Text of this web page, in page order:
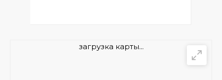
загрузка карты...